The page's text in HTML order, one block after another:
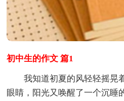
初中生的作文 篇1
我知道初夏的风轻轻摇晃
眼睛，阳光又唤醒了一个沉睡